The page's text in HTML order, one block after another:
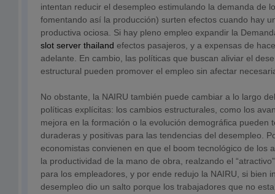
intentan reducir el desempleo estimulando la demanda de
fomentando así la producción) surten efectos cuando hay
productiva ociosa. Si hay pleno empleo expandir la
slot server thailand efectos pasajeros, y a expensas de
adelante. En cambio, las políticas que buscan aliviar el
estructural pueden promover el empleo sin afectar
No obstante, la NAIRU también puede cambiar a lo largo
políticas explícitas: los cambios estructurales, como los
mejora en la formación o la evolución demográfica pueden
duraderas y positivas para las tendencias del desempleo.
economistas convienen en que el boom tecnológico de los
la productividad de la mano de obra, realzando el
para los empleadores, y por ende redujo la NAIRU, si bien
desempleo dio un salto porque los trabajadores que no